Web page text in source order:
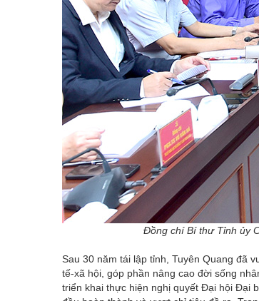
Đồng chí Bí thư Tỉnh ủy
Sau 30 năm tái lập tỉnh, Tuyên Quang đã
tế-xã hội, góp phần nâng cao đời sống
triển khai thực hiện nghị quyết Đại hội Đại